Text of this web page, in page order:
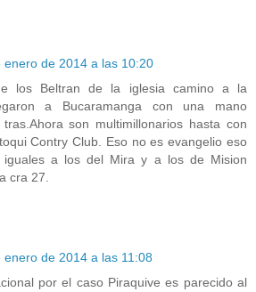
enero de 2014 a las 10:20
los Beltran de la iglesia camino a la
a Bucaramanga con una mano
son multimillonarios hasta con
Contry Club. Eso no es evangelio eso
iguales a los del Mira y a los de Mision
cra 27.
enero de 2014 a las 11:08
por el caso Piraquive es parecido al